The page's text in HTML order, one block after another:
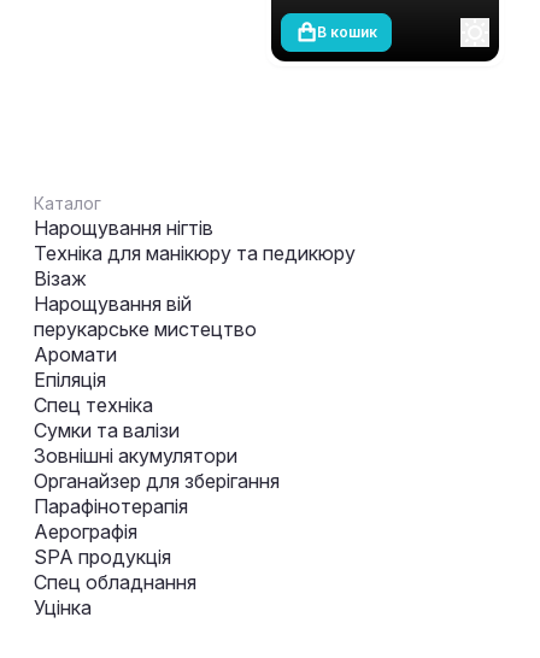
В кошик
Каталог
Нарощування нігтів
Техніка для манікюру та педикюру
Візаж
Нарощування вій
перукарське мистецтво
Аромати
Епіляція
Спец техніка
Сумки та валізи
Зовнішні акумулятори
Органайзер для зберігання
Парафінотерапія
Аерографія
SPA продукція
Спец обладнання
Уцінка